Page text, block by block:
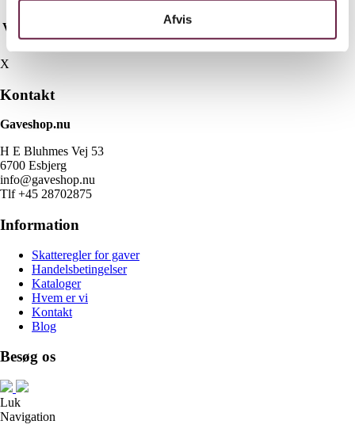
Afvis
Variant
Mineral Green 140×200, Mineral Green 140×220, Frost
Grey 140×200, Frost Grey 140×220
X
Kontakt
Gaveshop.nu
H E Bluhmes Vej 53
6700 Esbjerg
info@gaveshop.nu
Tlf +45 28702875
Information
Skatteregler for gaver
Handelsbetingelser
Kataloger
Hvem er vi
Kontakt
Blog
Besøg os
Luk
Navigation